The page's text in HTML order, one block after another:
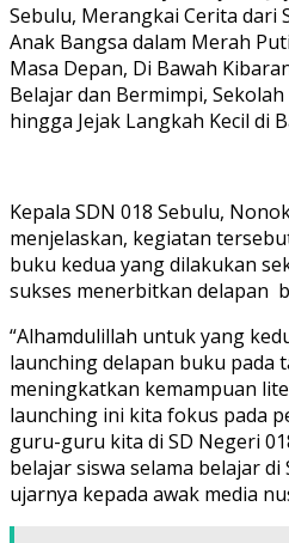
Sebulu, Merangkai Cerita dari
Anak Bangsa dalam Merah
Masa Depan, Di Bawah
Belajar dan Bermimpi,
hingga Jejak Langkah Kecil di
Kepala SDN 018 Sebulu,
menjelaskan, kegiatan
buku kedua yang dilakukan
sukses menerbitkan delapan
“Alhamdulillah untuk yang
launching delapan buku pada
meningkatkan kemampuan
launching ini kita fokus pada
guru-guru kita di SD Negeri
belajar siswa selama belajar di
ujarnya kepada awak media